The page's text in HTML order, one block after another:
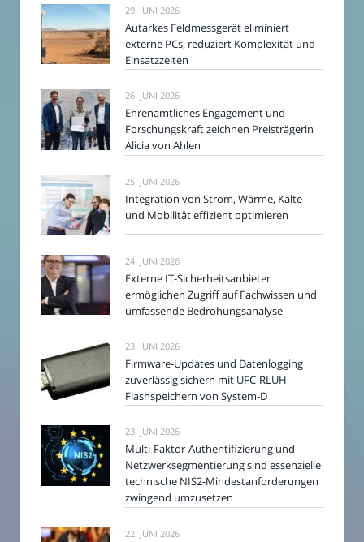
29. JUNI 2026
Autarkes Feldmessgerät eliminiert
externe PCs, reduziert Komplexität und
Einsatzzeiten
26. JUNI 2026
Ehrenamtliches Engagement und
Forschungskraft zeichnen Preisträgerin
Alicia von Ahlen
25. JUNI 2026
Integration von Strom, Wärme, Kälte
und Mobilität effizient optimieren
24. JUNI 2026
Externe IT-Sicherheitsanbieter
ermöglichen Zugriff auf Fachwissen und
umfassende Bedrohungsanalyse
23. JUNI 2026
Firmware-Updates und Datenlogging
zuverlässig sichern mit UFC-RLUH-
Flashspeichern von System-D
23. JUNI 2026
Multi-Faktor-Authentifizierung und
Netzwerksegmentierung sind essenzielle
technische NIS2-Mindestanforderungen
zwingend umzusetzen
22. JUNI 2026